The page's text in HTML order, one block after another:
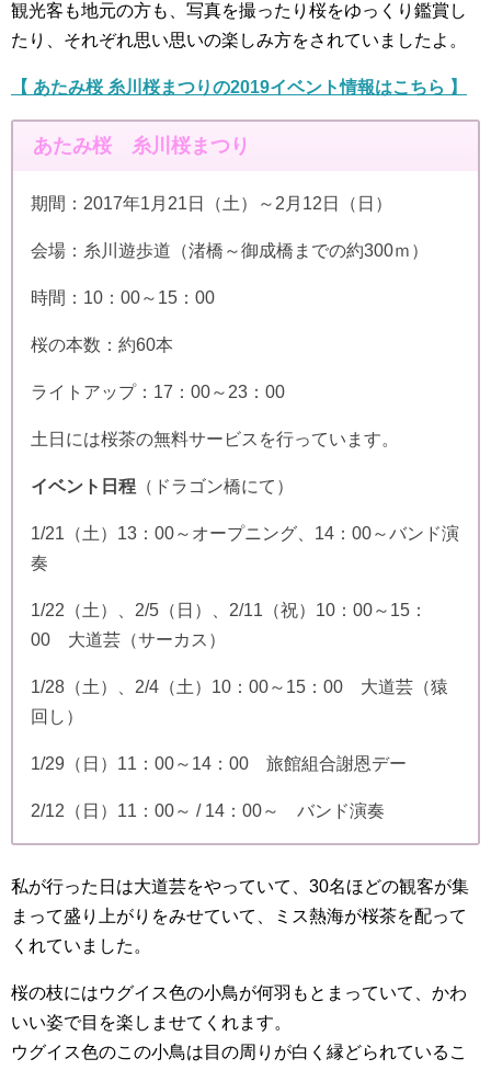
観光客も地元の方も、写真を撮ったり桜をゆっくり鑑賞し
たり、それぞれ思い思いの楽しみ方をされていましたよ。
【 あたみ桜 糸川桜まつりの2019イベント情報はこちら 】
あたみ桜 糸川桜まつり
期間：2017年1月21日（土）～2月12日（日）
会場：糸川遊歩道（渚橋～御成橋までの約300ｍ）
時間：10：00～15：00
桜の本数：約60本
ライトアップ：17：00～23：00
土日には桜茶の無料サービスを行っています。
イベント日程 （ドラゴン橋にて）
1/21（土）13：00～オープニング、14：00～バンド演
奏
1/22（土）、2/5（日）、2/11（祝）10：00～15：
00 大道芸（サーカス）
1/28（土）、2/4（土）10：00～15：00 大道芸（猿
回し）
1/29（日）11：00～14：00 旅館組合謝恩デー
2/12（日）11：00～ / 14：00～ バンド演奏
私が行った日は大道芸をやっていて、30名ほどの観客が集
まって盛り上がりをみせていて、ミス熱海が桜茶を配って
くれていました。
桜の枝にはウグイス色の小鳥が何羽もとまっていて、かわ
いい姿で目を楽しませてくれます。
ウグイス色のこの小鳥は目の周りが白く縁どられているこ